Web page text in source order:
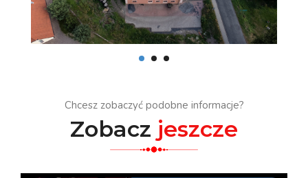
Chcesz zobaczyć podobne informacje?
Zobacz jeszcze